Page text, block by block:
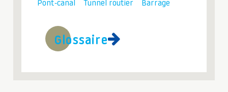
Pont-canal
Tunnel routier Barrage
Glossaire